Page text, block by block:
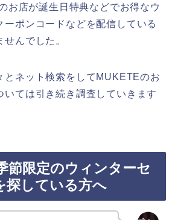
お店が誕生日特典などでお得なウ
ーポンコードなどを配信している
んでした。
とネット検索をしてMUKETEのお
いては引き続き調査していきます
節限定のウィンターセ
探している方へ